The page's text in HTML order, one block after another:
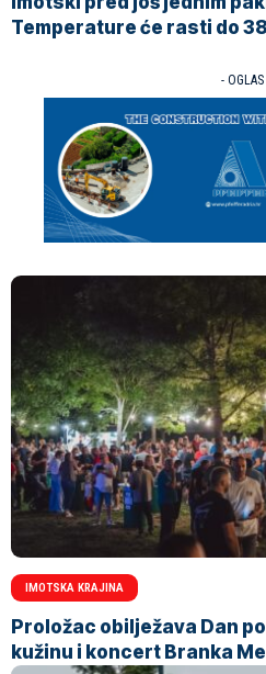
Temperature će rasti do
- OGLAS
IMOTSKA KRAJINA
Proložac obilježava Dan
kužinu i koncert Branka